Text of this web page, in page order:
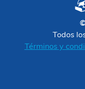
Todos
Términos y